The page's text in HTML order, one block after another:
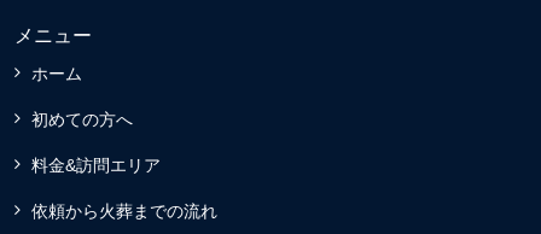
メニュー
ホーム
初めての方へ
料金&訪問エリア
依頼から火葬までの流れ